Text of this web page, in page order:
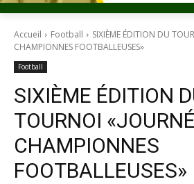
Accueil Football
SIXIÈME ÉDITION DU
CHAMPIONNES FOOTBALLEUSES»
Football
SIXIÈME ÉDITION
TOURNOI
CHAMPIONNES
FOOTBALLEUSES»